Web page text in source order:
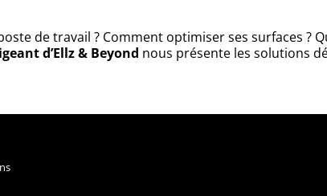
de travail ? Comment optimiser ses surfaces ?
d’Ellz & Beyond nous présente les solutions